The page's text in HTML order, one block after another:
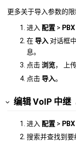
更多关于导入参数的
进入 配置 > PBX
在导入 对话框
息。
点击浏览， 上
点击导入。
编辑 VoIP 中继
进入 配置 > PBX
搜索并查找到要